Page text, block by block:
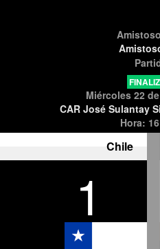
Miércoles 22
CAR José Sulantay
Hora:
Chile
1